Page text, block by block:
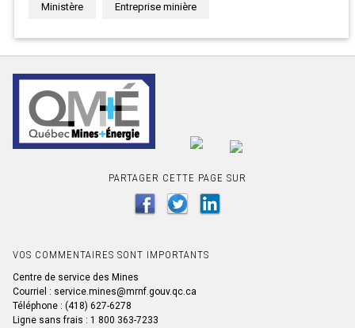
Ministère Entreprise minière
PARTAGER CETTE PAGE SUR
VOS COMMENTAIRES SONT IMPORTANTS
Centre de service des Mines
Courriel : service.mines@mrnf.gouv.qc.ca
Téléphone : (418) 627-6278
Ligne sans frais : 1 800 363-7233